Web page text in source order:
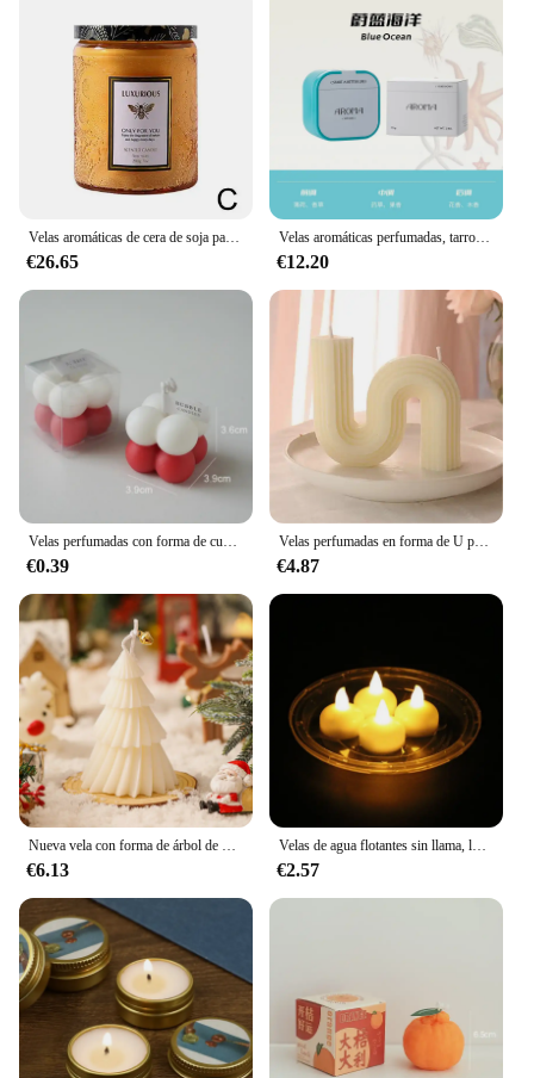
Velas aromáticas de cera de soja para decoración de habitación, Velas sin humo, fragancia romántica de aceite de baja temperatura, Velas de cumpleaños, 10 unidades
€26.65
Velas aromáticas perfumadas, tarros de hojalata, velas, decoración del hogar, tarros de velas con tapa, venta al por mayor, Velas Aromaticas Perfumadas
€12.20
Velas perfumadas con forma de cubo Ins, Decoración del hogar, arte de aromaterapia, Mini vela con fecha para habitación, regalo de Decoración de boda, cera de parafina
€0.39
Velas perfumadas en forma de U para decoración del hogar, vela geométrica de puente arcoíris, decoración de habitación, Velas de Aroma decorativas para habitación, nuevas
€4.87
Nueva vela con forma de árbol de Navidad, vela de aromaterapia, velas perfumadas de Navidad, velas hechas a mano, regalo, decoración del hogar, vela de navidad
€6.13
Velas de agua flotantes sin llama, luz LED parpadeante, Lámpara electrónica romántica para boda, fiesta, bañera, piscina, Velas Decorativas
€2.57